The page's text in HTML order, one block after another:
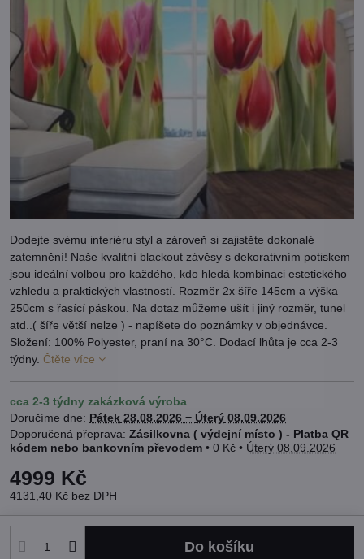
Dodejte svému interiéru styl a zároveň si zajistěte dokonalé
zatemnění! Naše kvalitní blackout závěsy s dekorativním potiskem
jsou ideální volbou pro každého, kdo hledá kombinaci estetického
vzhledu a praktických vlastností. Rozměr 2x šíře 145cm a výška
250cm s řasící páskou. Na dotaz můžeme ušít i jiný rozměr, tunel
atd..( šíře větší nelze ) - napíšete do poznámky v objednávce.
Složení: 100% Polyester, praní na 30°C. Dodací lhůta je cca 2-3
týdny. Čtěte více
cca 2-3 týdny zakázková výroba
Doručíme dne: Pátek 28.08.2026 − Úterý 08.09.2026
Zásilkovna ( výdejní místo ) - Platba QR
kódem nebo bankovním převodem • 0 Kč • Úterý 08.09.2026
4999 Kč
4131,40 Kč bez DPH
Do košíku